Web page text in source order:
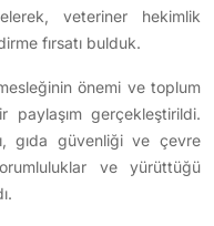
veteriner hekimlik
fırsatı bulduk.
önemi ve toplum
paylaşım gerçekleştirildi.
gıda güvenliği ve çevre
ve yürüttüğü